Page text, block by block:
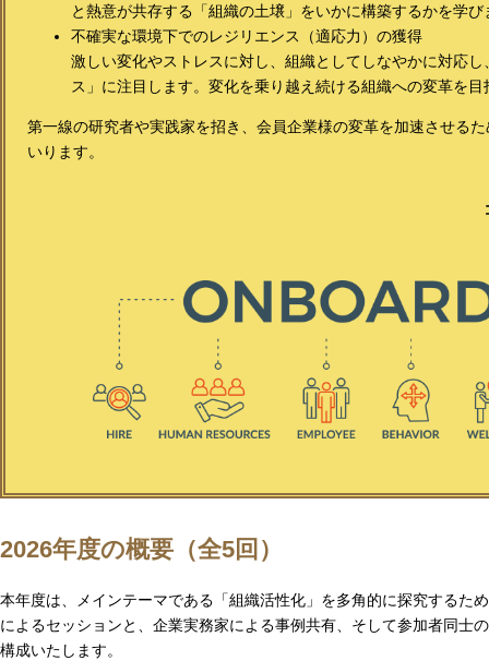
と熱意が共存する「組織の土壌」をいかに構築するかを学び
不確実な環境下でのレジリエンス（適応力）の獲得
激しい変化やストレスに対し、組織としてしなやかに対応
ス」に注目します。変化を乗り越え続ける組織への変革を目
第一線の研究者や実践家を招き、会員企業様の変革を加速させる
いります。
2026年度の概要（全5回）
本年度は、メインテーマである「組織活性化」を多角的に探究するた
によるセッションと、企業実務家による事例共有、そして参加者同士
構成いたします。